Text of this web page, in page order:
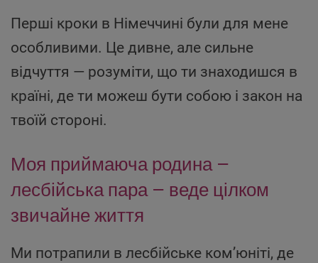
Перші кроки в Німеччині були для мене
особливими. Це дивне, але сильне
відчуття — розуміти, що ти знаходишся в
країні, де ти можеш бути собою і закон на
твоїй стороні.
Моя приймаюча родина —
лесбійська пара — веде цілком
звичайне життя
Ми потрапили в лесбійське ком’юніті, де